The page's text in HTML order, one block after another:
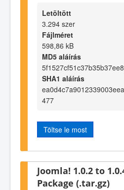
Letöltött
3.294 szer
Fájlméret
598,86 kB
MD5 aláírás
SHA1 aláírás
477
Töltse le most
Joomla! 1.0.2 to
Package (.tar.gz)